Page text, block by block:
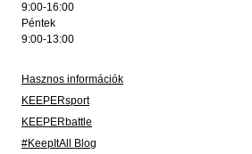
9:00-16:00
Péntek
9:00-13:00
Hasznos információk
KEEPERsport
KEEPERbattle
#KeepItAll Blog